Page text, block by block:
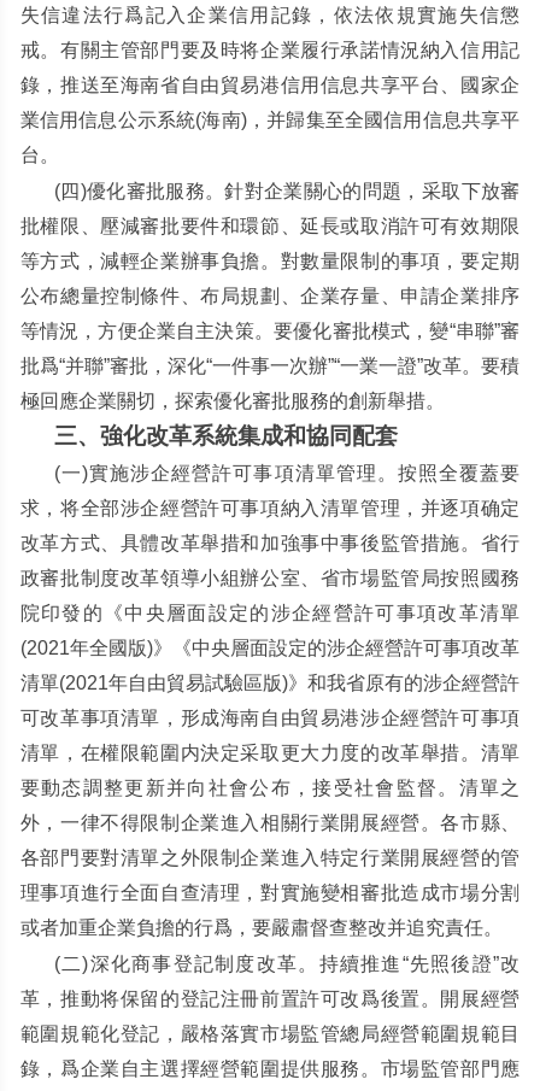
失信違法行爲記入企業信用記錄，依法依規實施失信懲
戒。有關主管部門要及時将企業履行承諾情況納入信用記
錄，推送至海南省自由貿易港信用信息共享平台、國家企
業信用信息公示系統(海南)，并歸集至全國信用信息共享平
台。
(四)優化審批服務。針對企業關心的問題，采取下放審
批權限、壓減審批要件和環節、延長或取消許可有效期限
等方式，減輕企業辦事負擔。對數量限制的事項，要定期
公布總量控制條件、布局規劃、企業存量、申請企業排序
等情況，方便企業自主決策。要優化審批模式，變“串聯”審
批爲“并聯”審批，深化“一件事一次辦”“一業一證”改革。要積
極回應企業關切，探索優化審批服務的創新舉措。
三、強化改革系統集成和協同配套
(一)實施涉企經營許可事項清單管理。按照全覆蓋要
求，将全部涉企經營許可事項納入清單管理，并逐項确定
改革方式、具體改革舉措和加強事中事後監管措施。省行
政審批制度改革領導小組辦公室、省市場監管局按照國務
院印發的《中央層面設定的涉企經營許可事項改革清單
(2021年全國版)》《中央層面設定的涉企經營許可事項改革
清單(2021年自由貿易試驗區版)》和我省原有的涉企經營許
可改革事項清單，形成海南自由貿易港涉企經營許可事項
清單，在權限範圍内決定采取更大力度的改革舉措。清單
要動态調整更新并向社會公布，接受社會監督。清單之
外，一律不得限制企業進入相關行業開展經營。各市縣、
各部門要對清單之外限制企業進入特定行業開展經營的管
理事項進行全面自查清理，對實施變相審批造成市場分割
或者加重企業負擔的行爲，要嚴肅督查整改并追究責任。
(二)深化商事登記制度改革。持續推進“先照後證”改
革，推動将保留的登記注冊前置許可改爲後置。開展經營
範圍規範化登記，嚴格落實市場監管總局經營範圍規範目
錄，爲企業自主選擇經營範圍提供服務。市場監管部門應